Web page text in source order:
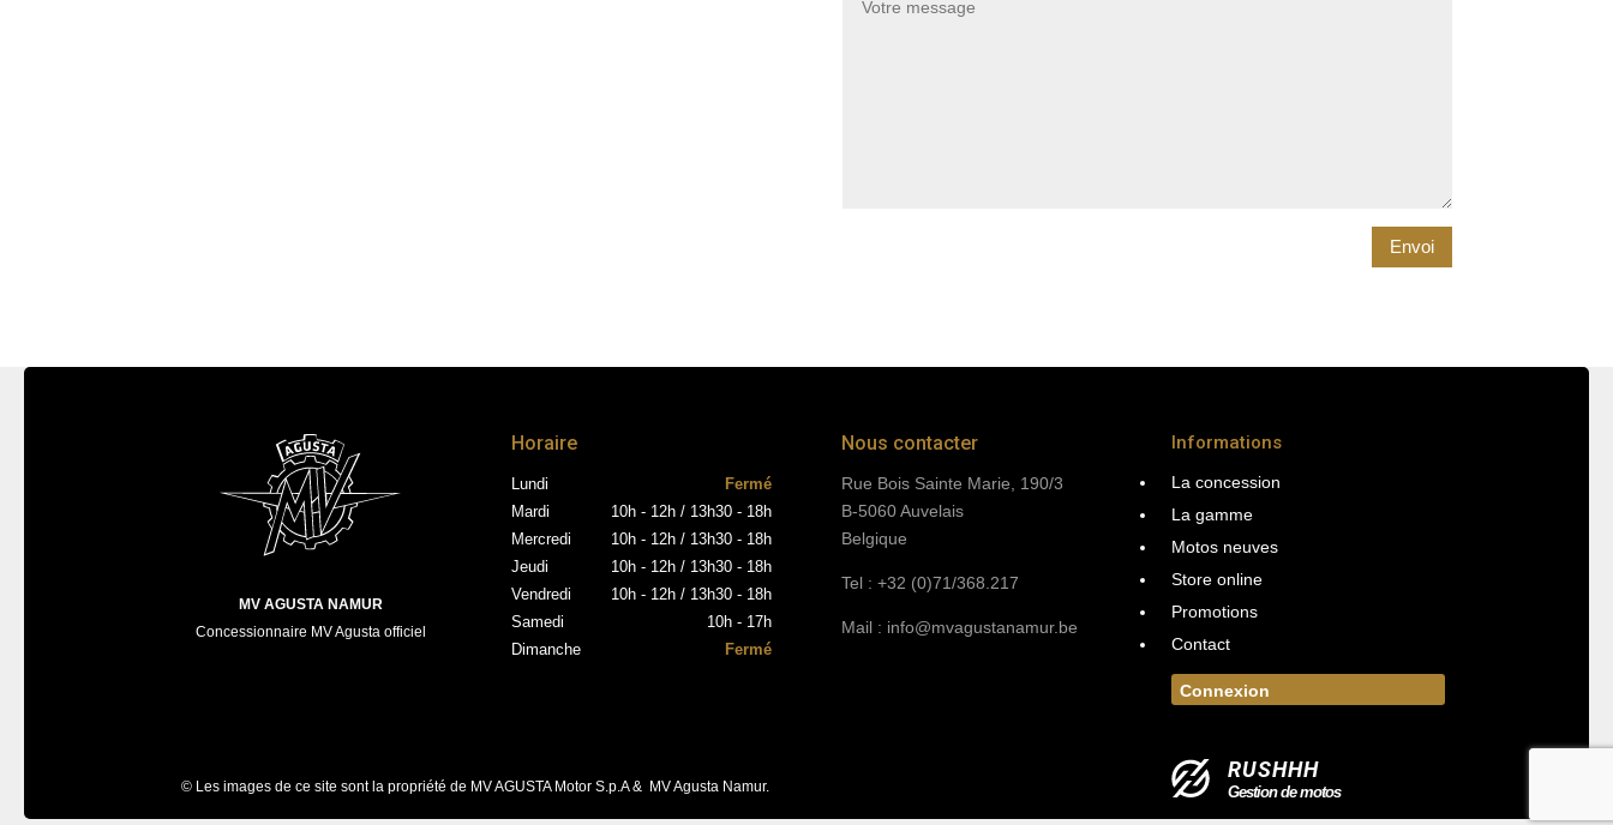
Envoi
MV AGUSTA NAMUR
Concessionnaire MV Agusta officiel
Horaire
Lundi
Fermé
Mardi
10h - 12h / 13h30 - 18h
Mercredi
10h - 12h / 13h30 - 18h
Jeudi
10h - 12h / 13h30 - 18h
Vendredi
10h - 12h / 13h30 - 18h
Samedi
10h - 17h
Dimanche
Fermé
Nous contacter
Rue Bois Sainte Marie, 190/3
B-5060 Auvelais
Belgique
Tel : +32 (0)71/368.217
Mail : info@mvagustanamur.be
Informations
La concession
La gamme
Motos neuves
Store online
Promotions
Contact
Connexion
© Les images de ce site sont la propriété de MV AGUSTA Motor S.p.A & MV Agusta Namur.
RUSHHH
Gestion de motos